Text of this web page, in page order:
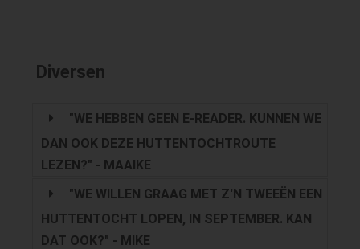
Diversen
"WE HEBBEN GEEN E-READER. KUNNEN WE
DAN OOK DEZE HUTTENTOCHTROUTE
LEZEN?" - MAAIKE
"WE WILLEN GRAAG MET Z'N TWEEËN EEN
HUTTENTOCHT LOPEN, IN SEPTEMBER. KAN
DAT OOK?" - MIKE